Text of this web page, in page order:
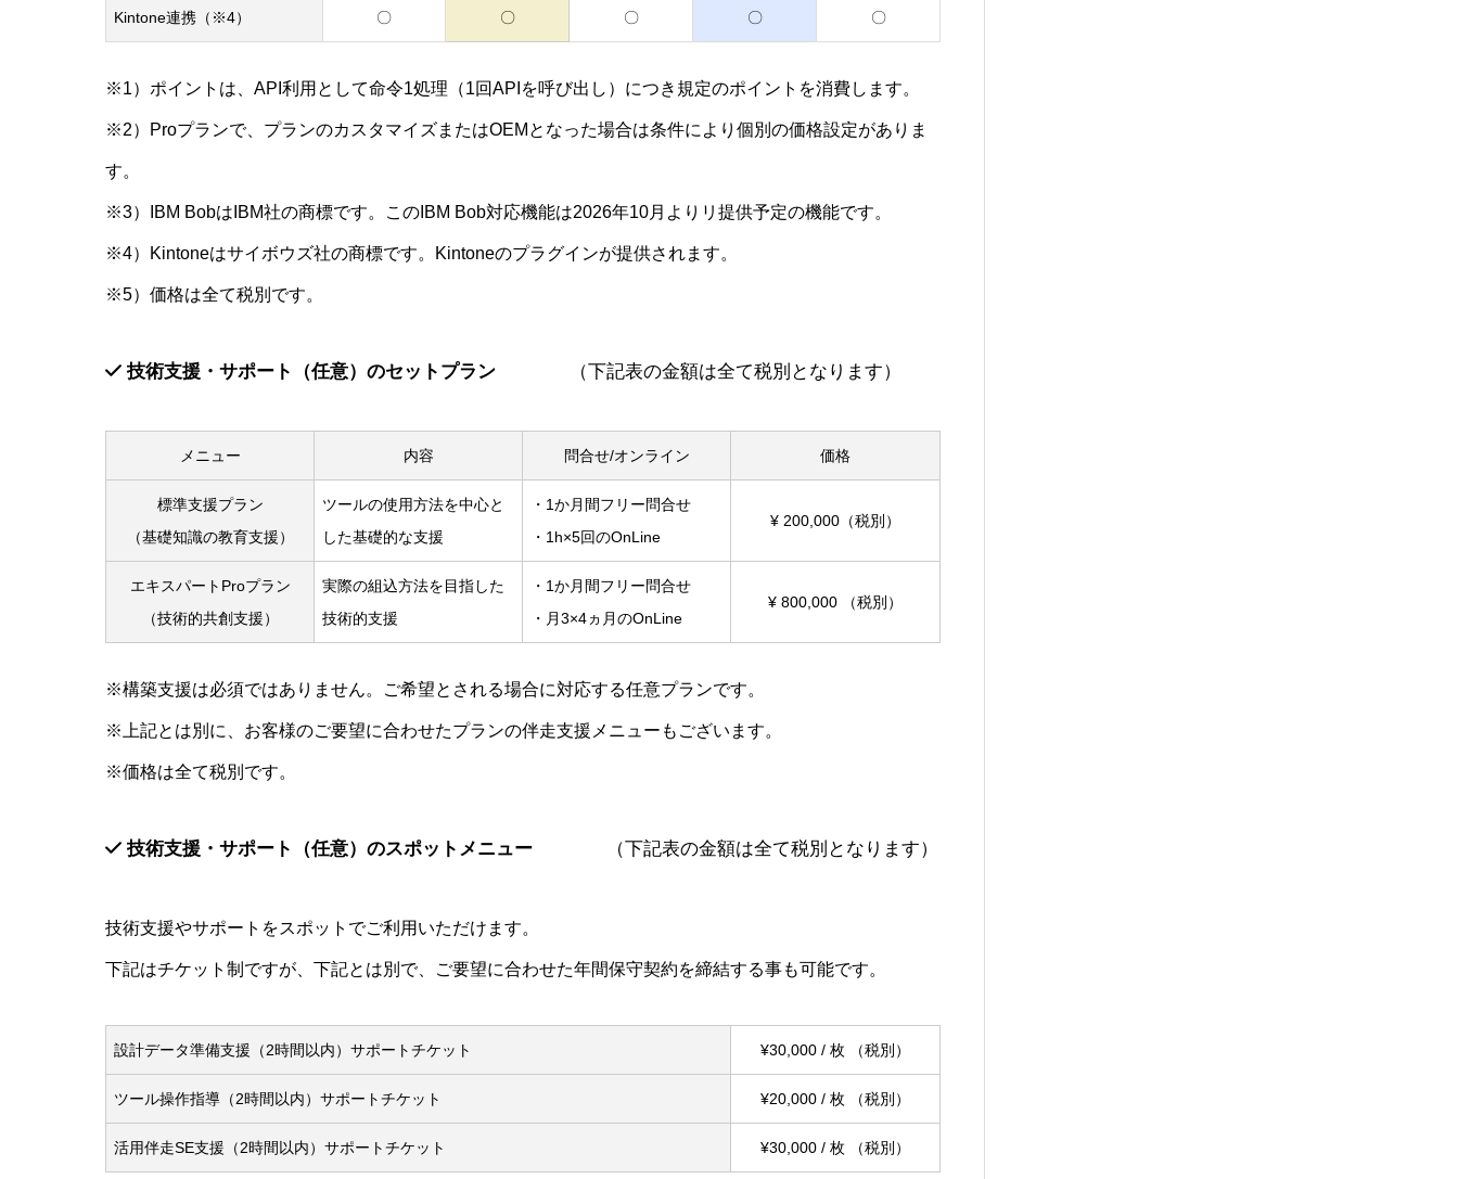
Kintone連携（※4） 〇 〇 〇 〇 〇
※1）ポイントは、API利用として命令1処理（1回APIを呼び出し）につき規定のポイントを消費します。
※2）Proプランで、プランのカスタマイズまたはOEMとなった場合は条件により個別の価格設定がありま
す。
※3）IBM BobはIBM社の商標です。このIBM Bob対応機能は2026年10月よりリ提供予定の機能です。
※4）Kintoneはサイボウズ社の商標です。Kintoneのプラグインが提供されます。
※5）価格は全て税別です。
技術支援・サポート（任意）のセットプラン（下記表の金額は全て税別となります）
メニュー 内容 問合せ/オンライン 価格
標準支援プラン
（基礎知識の教育支援）
ツールの使用方法を中心と
した基礎的な支援
・1か月間フリー問合せ
・1h×5回のOnLine
¥ 200,000（税別）
エキスパートProプラン
（技術的共創支援）
実際の組込方法を目指した
技術的支援
・1か月間フリー問合せ
・月3×4ヵ月のOnLine
¥ 800,000 （税別）
※構築支援は必須ではありません。ご希望とされる場合に対応する任意プランです。
※上記とは別に、お客様のご要望に合わせたプランの伴走支援メニューもございます。
※価格は全て税別です。
技術支援・サポート（任意）のスポットメニュー（下記表の金額は全て税別となります）
技術支援やサポートをスポットでご利用いただけます。
下記はチケット制ですが、下記とは別で、ご要望に合わせた年間保守契約を締結する事も可能です。
設計データ準備支援（2時間以内）サポートチケット ¥30,000 / 枚 （税別）
ツール操作指導（2時間以内）サポートチケット ¥20,000 / 枚 （税別）
活用伴走SE支援（2時間以内）サポートチケット ¥30,000 / 枚 （税別）